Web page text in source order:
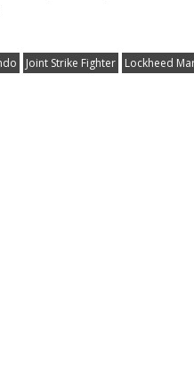
Joint Strike Fighter Lockheed